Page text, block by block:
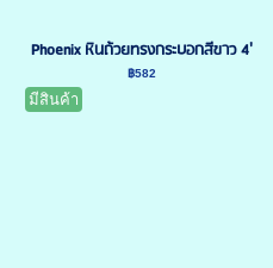
Phoenix หินถ้วยทรงกระบอกสีขาว 4'
฿582
มีสินค้า